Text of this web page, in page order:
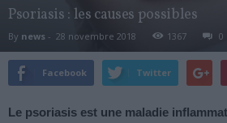
Psoriasis : les causes possibles
By news - 28 novembre 2018 1367 0
Facebook Twitter
Le psoriasis est une maladie